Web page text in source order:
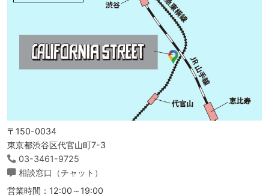
〒150-0034
東京都渋谷区代官山町7-3
03-3461-9725
相談窓口（チャット）
営業時間：12:00～19:00